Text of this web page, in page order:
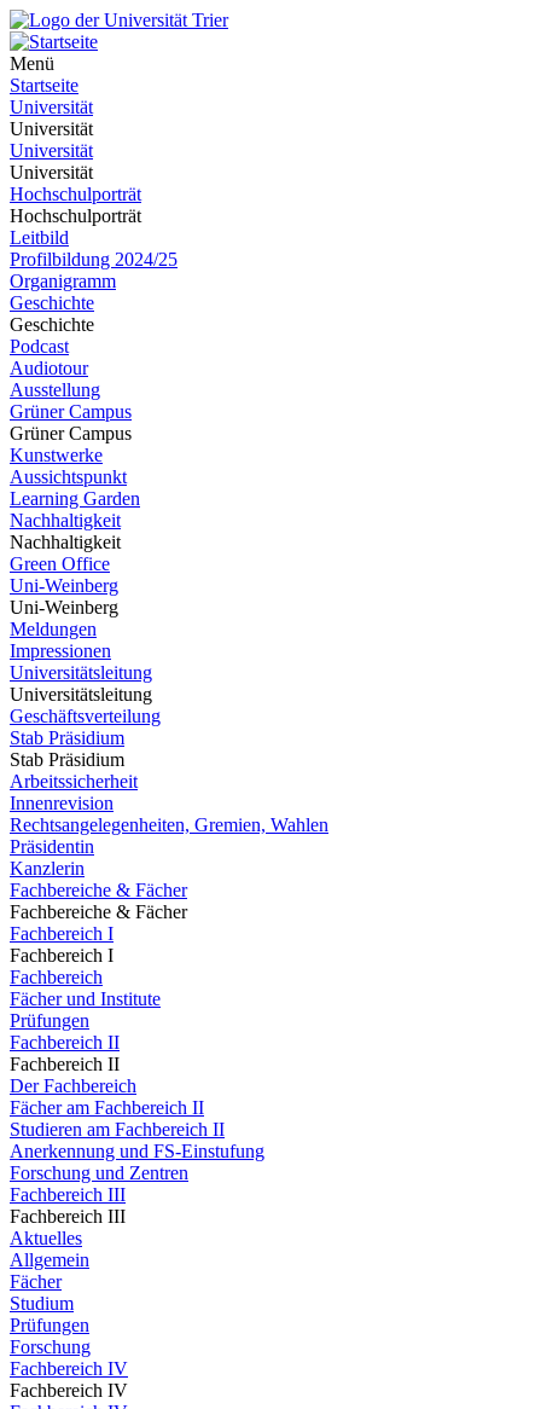
Menü
Startseite
Universität
Universität
Universität
Universität
Hochschulporträt
Hochschulporträt
Leitbild
Profilbildung 2024/25
Organigramm
Geschichte
Geschichte
Podcast
Audiotour
Ausstellung
Grüner Campus
Grüner Campus
Kunstwerke
Aussichtspunkt
Learning Garden
Nachhaltigkeit
Nachhaltigkeit
Green Office
Uni-Weinberg
Uni-Weinberg
Meldungen
Impressionen
Universitätsleitung
Universitätsleitung
Geschäftsverteilung
Stab Präsidium
Stab Präsidium
Arbeitssicherheit
Innenrevision
Rechtsangelegenheiten, Gremien, Wahlen
Präsidentin
Kanzlerin
Fachbereiche & Fächer
Fachbereiche & Fächer
Fachbereich I
Fachbereich I
Fachbereich
Fächer und Institute
Prüfungen
Fachbereich II
Fachbereich II
Der Fachbereich
Fächer am Fachbereich II
Studieren am Fachbereich II
Anerkennung und FS-Einstufung
Forschung und Zentren
Fachbereich III
Fachbereich III
Aktuelles
Allgemein
Fächer
Studium
Prüfungen
Forschung
Fachbereich IV
Fachbereich IV